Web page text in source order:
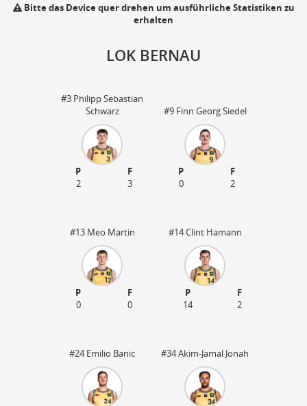
Bitte das Device quer drehen um ausführliche Statistiken zu
erhalten
LOK BERNAU
#3 Philipp Sebastian
Schwarz
P
F
2
3
#9 Finn Georg Siedel
P
F
0
2
#13 Meo Martin
P
F
0
0
#14 Clint Hamann
P
F
14
2
#24 Emilio Banic #34 Akim-Jamal Jonah